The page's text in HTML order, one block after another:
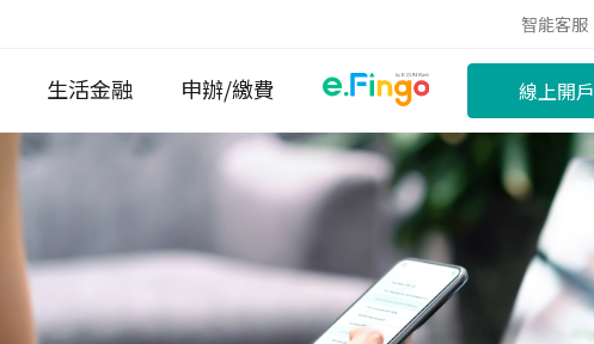
智能客服
生活金融 申辦/繳費 線上開戶